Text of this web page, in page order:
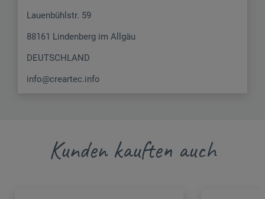
Lauenbühlstr. 59
88161 Lindenberg im Allgäu
DEUTSCHLAND
info@creartec.info
Kunden kauften auch